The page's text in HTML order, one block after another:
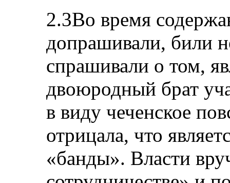
2.3Во время
допрашивали, били
спрашивали о том,
двоюродный брат
в виду чеченское
отрицала, что
«банды». Власти